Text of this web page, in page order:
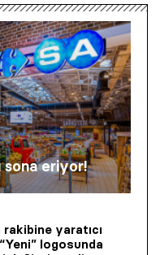
sona eriyor!
rakibine yaratıcı
logosunda